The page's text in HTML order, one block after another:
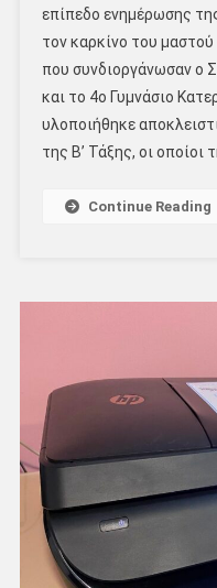
επίπεδο ενημέρωσης
τον καρκίνο του
που συνδιοργάνωσαν ο
και το 4ο Γυμνάσιο
υλοποιήθηκε
της Β’ Τάξης, οι
Continue Reading